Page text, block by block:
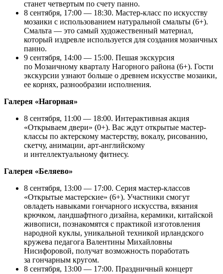
станет четвертым по счету панно.
8 сентября, 17:00 — 18:30. Мастер-класс по искусству
мозаики с использованием натуральной смальты (6+).
Смальта — это самый художественный материал,
который издревле используется для создания мозаичных
панно.
9 сентября, 14:00 — 15:00. Пешая экскурсия
по Мозаичному кварталу Нагорного района (6+). Гости
экскурсии узнают больше о древнем искусстве мозаики,
ее корнях, разнообразии исполнения.
Галерея «Нагорная»
8 сентября, 11:00 — 18:00. Интерактивная акция
«Открываем двери» (0+). Вас ждут открытые мастер-
классы по актерскому мастерству, вокалу, рисованию,
скетчу, анимации, арт-английскому
и интеллектуальному фитнесу.
Галерея «Беляево»
8 сентября, 13:00 — 17:00. Серия мастер-классов
«Открытые мастерские» (6+). Участники смогут
овладеть навыками гончарного искусства, вязания
крючком, ландшафтного дизайна, керамики, китайской
живописи, познакомятся с практикой изготовления
народной куклы, уникальной техникой ирландского
кружева педагога Валентины Михайловны
Нисифоровой, получат возможность поработать
за гончарным кругом.
8 сентября, 13:00 — 17:00. Праздничный концерт